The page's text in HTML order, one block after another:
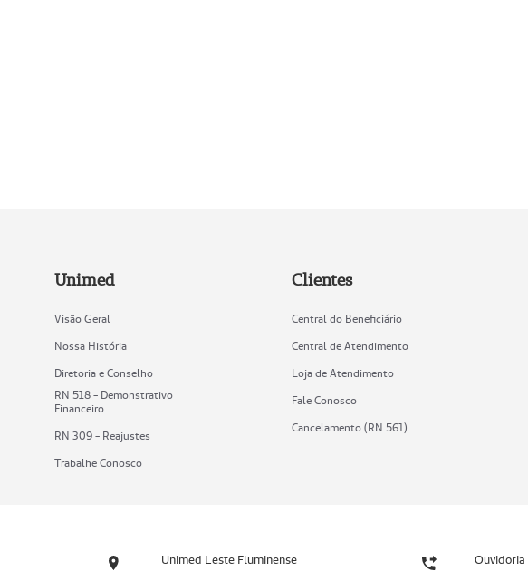
Unimed
Visão Geral
Nossa História
Diretoria e Conselho
RN 518 - Demonstrativo
Financeiro
RN 309 - Reajustes
Trabalhe Conosco
Clientes
Central do Beneficiário
Central de Atendimento
Loja de Atendimento
Fale Conosco
Cancelamento (RN 561)
Unimed Leste Fluminense Ouvidoria